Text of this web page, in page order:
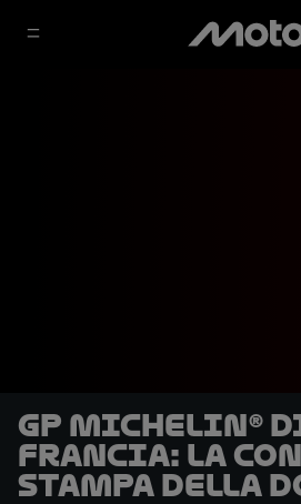
GP Michelin®
Francia: la
stampa della